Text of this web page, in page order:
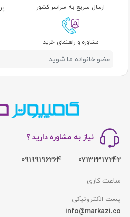
ارسال سریع به سراسر کشور
مشاوره و راهنمای خرید
نیاز به مشاوره دارید ؟
07132317242
09199196264
ساعت کاری
پست الکترونیکی
info@markazi.co